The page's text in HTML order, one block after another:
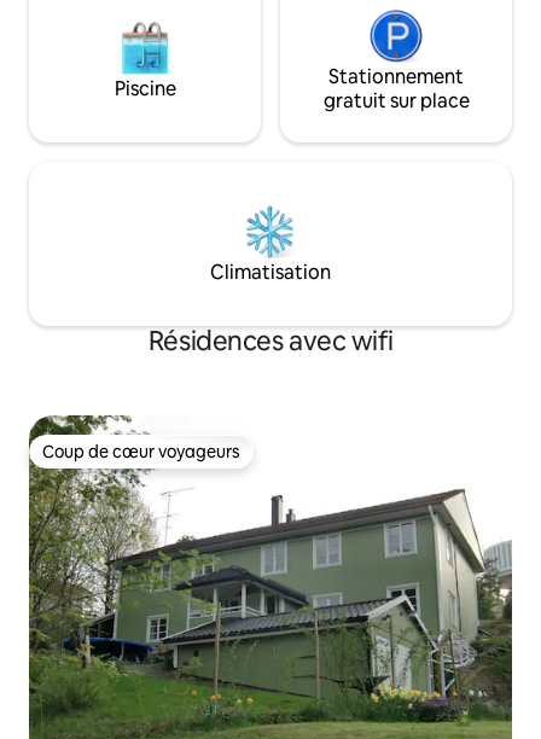
Piscine
Stationnement
gratuit sur place
Climatisation
Résidences avec wifi
Coup de cœur voyageurs
Coup de cœur voyageurs